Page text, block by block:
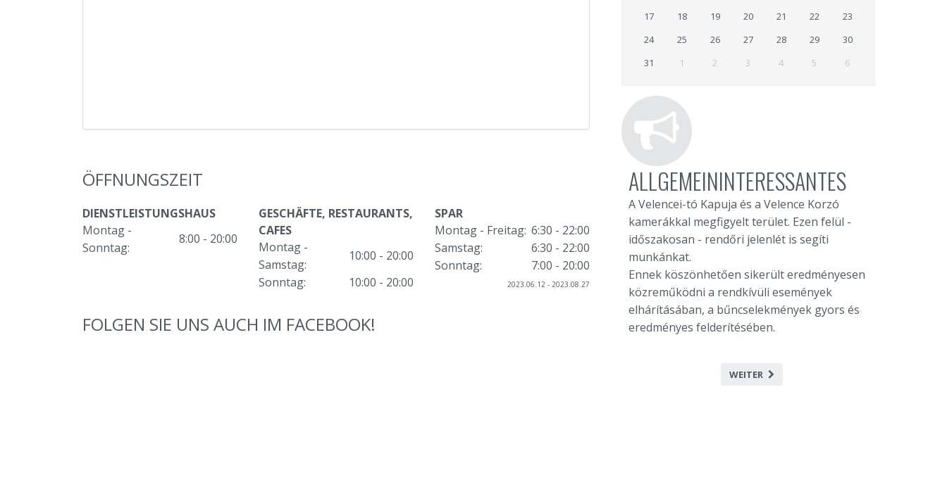
ÖFFNUNGSZEIT
DIENSTLEISTUNGSHAUS
Montag -
Sonntag:
8:00 - 20:00
GESCHÄFTE, RESTAURANTS,
CAFES
Montag -
Samstag:
10:00 - 20:00
Sonntag:
10:00 - 20:00
SPAR
Montag - Freitag: 6:30 - 22:00
Samstag:
6:30 - 22:00
Sonntag:
7:00 - 20:00
2023.06.12 - 2023.08.27
FOLGEN SIE UNS AUCH IM FACEBOOK!
17
18 19 20 21 22
23
24
25 26 27 28 29
30
31
1 2 3 4 5 6
ALLGEMEININTERESSANTES
A Velencei-tó Kapuja és a Velence Korzó
kamerákkal megfigyelt terület. Ezen felül -
időszakosan - rendőri jelenlét is segíti
munkánkat.
Ennek köszönhetően sikerült eredményesen
közreműködni a rendkívüli események
elhárításában, a bűncselekmények gyors és
eredményes felderítésében.
WEITER